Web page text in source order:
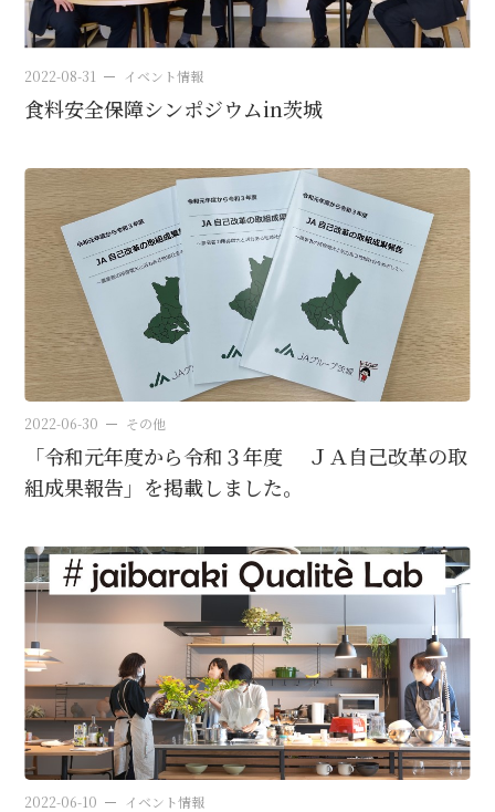
2022-08-31 イベント情報
食料安全保障シンポジウムin茨城
2022-06-30 その他
「令和元年度から令和３年度 ＪＡ自己改革の取
組成果報告」を掲載しました。
2022-06-10 イベント情報